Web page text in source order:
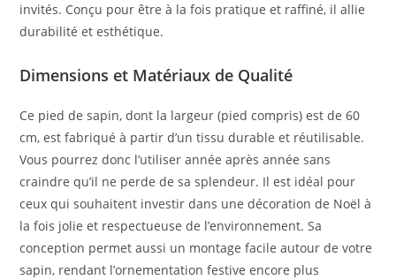
invités. Conçu pour être à la fois pratique et raffiné, il allie
durabilité et esthétique.
Dimensions et Matériaux de Qualité
Ce pied de sapin, dont la largeur (pied compris) est de 60
cm, est fabriqué à partir d’un tissu durable et réutilisable.
Vous pourrez donc l’utiliser année après année sans
craindre qu’il ne perde de sa splendeur. Il est idéal pour
ceux qui souhaitent investir dans une décoration de Noël à
la fois jolie et respectueuse de l’environnement. Sa
conception permet aussi un montage facile autour de votre
sapin, rendant l’ornementation festive encore plus